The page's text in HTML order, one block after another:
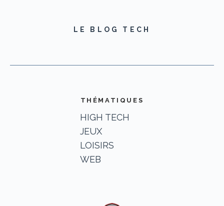
LE BLOG TECH
THÉMATIQUES
HIGH TECH
JEUX
LOISIRS
WEB